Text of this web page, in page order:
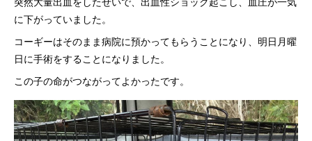
に下がっていました。
コーギーはそのまま病院に預かってもらうことになり、明日月曜
日に手術をすることになりました。
この子の命がつながってよかったです。